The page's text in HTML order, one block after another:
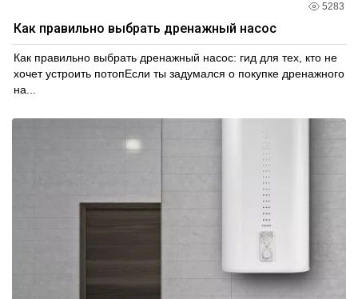
5283
Как правильно выбрать дренажный насос
Как правильно выбрать дренажный насос: гид для тех, кто не
хочет устроить потопЕсли ты задумался о покупке дренажного
на...